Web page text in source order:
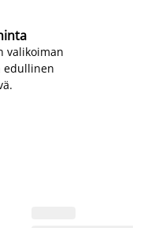
valikoiman
edullinen